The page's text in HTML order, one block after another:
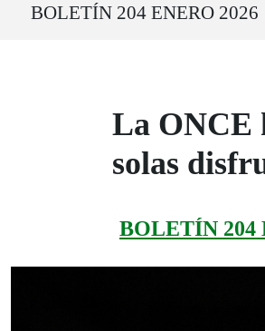
BOLETÍN 204 ENERO 2026
La ONCE
solas
BOLETÍN 204